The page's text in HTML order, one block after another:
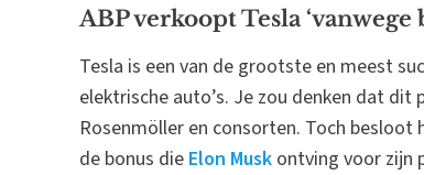
ABP verkoopt Tesla
Tesla is een van de grootste en meest
elektrische auto’s. Je zou denken dat
Rosenmöller en consorten. Toch besloot
de bonus die Elon Musk ontving voor zijn